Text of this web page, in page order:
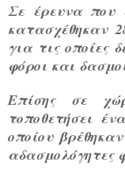
Σε έρευνα που
κατασχέθηκαν
για τις οποίες
φόροι και
Επίσης σε
τοποθετήσει
οποίου
αδασμολόγητες